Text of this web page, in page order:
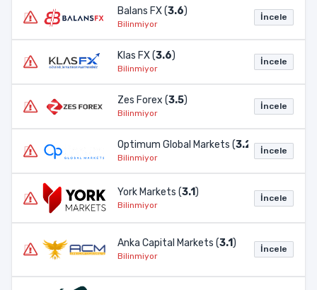
Balans FX (3.6)
Bilinmiyor
İncele
Klas FX (3.6)
Bilinmiyor
İncele
Zes Forex (3.5)
Bilinmiyor
İncele
Optimum Global Markets (3.2 )
Bilinmiyor
İncele
York Markets (3.1)
Bilinmiyor
İncele
Anka Capital Markets (3.1)
Bilinmiyor
İncele